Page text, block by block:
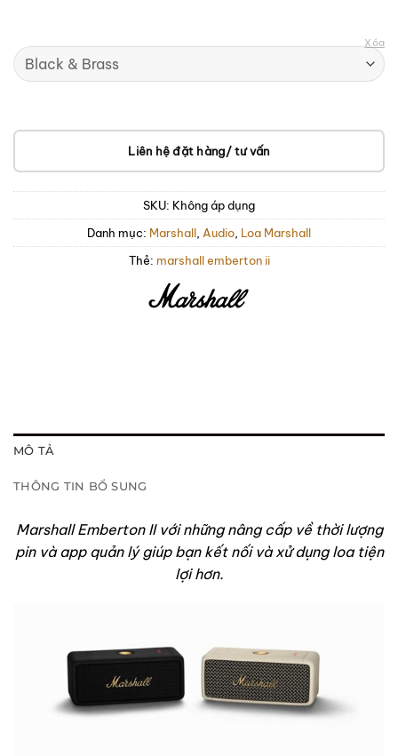
Xóa
Liên hệ đặt hàng/ tư vấn
SKU: Không áp dụng
Danh mục: Marshall Audio Loa Marshall
Thẻ: marshall emberton ii
MÔ TẢ
THÔNG TIN BỔ SUNG
Marshall Emberton II với những nâng cấp về thời lượng
pin và app quản lý giúp bạn kết nối và xử dụng loa tiện
lợi hơn.